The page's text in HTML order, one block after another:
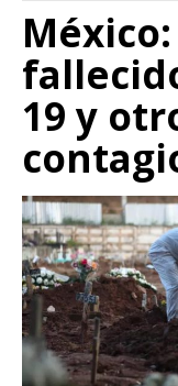
19 y